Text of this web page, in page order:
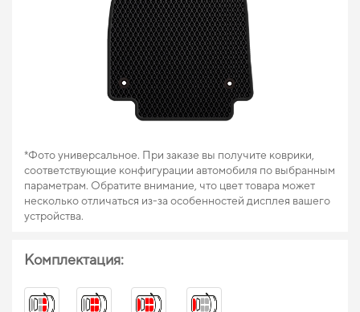
*Фото универсальное. При заказе вы получите коврики,
соответствующие конфигурации автомобиля по выбранным
параметрам. Обратите внимание, что цвет товара может
несколько отличаться из-за особенностей дисплея вашего
устройства.
Комплектация: